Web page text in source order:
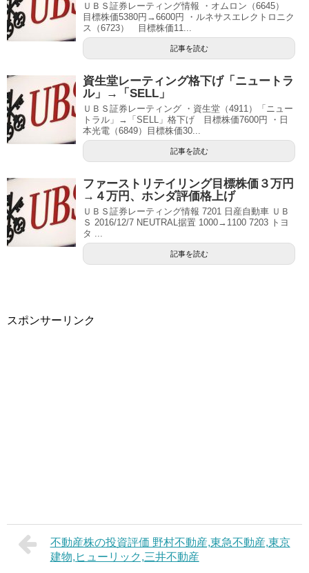
ＵＢＳ証券レーティング情報 ・オムロン（6645）
目標株価5380円→6600円 ・ルネサスエレクトロニク
ス（6723） 目標株価11...
記事を読む
資生堂レーティング格下げ「ニュートラ
ル」→「SELL」
ＵＢＳ証券レーティング ・資生堂（4911）「ニュー
トラル」→「SELL」格下げ 目標株価7600円 ・日
本光電（6849）目標株価30...
記事を読む
ファーストリテイリング目標株価３万円
→４万円、ホンダ評価格上げ
ＵＢＳ証券レーティング情報 7201 日産自動車 ＵＢ
Ｓ 2016/12/7 NEUTRAL据置 1000→1100 7203 トヨ
タ ...
記事を読む
スポンサーリンク
不動産株の投資評価 野村不動産,東急不動産,東京
建物,ヒューリック,三井不動産